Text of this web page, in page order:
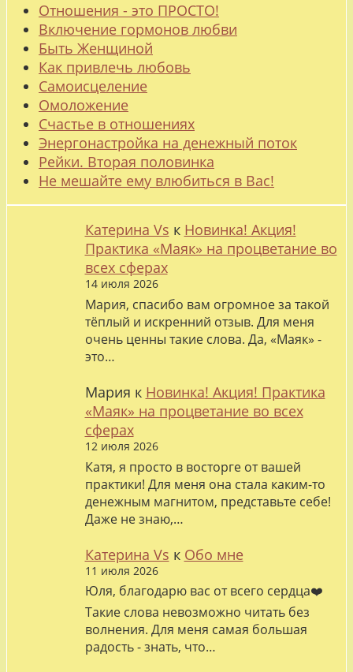
Отношения - это ПРОСТО!
Включение гормонов любви
Быть Женщиной
Как привлечь любовь
Самоисцеление
Омоложение
Счастье в отношениях
Энергонастройка на денежный поток
Рейки. Вторая половинка
Не мешайте ему влюбиться в Вас!
Катерина Vs к Новинка! Акция!
Практика «Маяк» на процветание во
всех сферах
14 июля 2026
Мария, спасибо вам огромное за такой
тёплый и искренний отзыв. Для меня
очень ценны такие слова. Да, «Маяк» -
это…
Мария к Новинка! Акция! Практика
«Маяк» на процветание во всех
сферах
12 июля 2026
Катя, я просто в восторге от вашей
практики! Для меня она стала каким-то
денежным магнитом, представьте себе!
Даже не знаю,…
Катерина Vs к Обо мне
11 июля 2026
Юля, благодарю вас от всего сердца❤️
Такие слова невозможно читать без
волнения. Для меня самая большая
радость - знать, что…